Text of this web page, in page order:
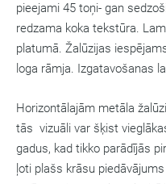
pieejami 45 toņi- gan
redzama koka tekstūra.
platumā. Žalūzijas
loga rāmja. Izgatavošanas
Horizontālajām metāla
tās vizuāli var šķist
gadus, kad tikko parādījās
ļoti plašs krāsu